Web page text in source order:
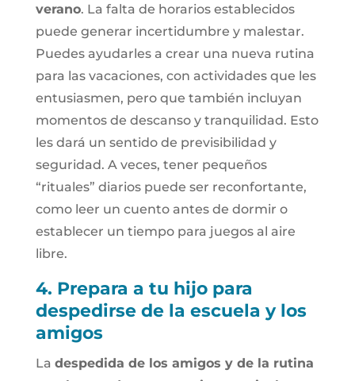
verano. La falta de horarios establecidos
puede generar incertidumbre y malestar.
Puedes ayudarles a crear una nueva rutina
para las vacaciones, con actividades que les
entusiasmen, pero que también incluyan
momentos de descanso y tranquilidad. Esto
les dará un sentido de previsibilidad y
seguridad. A veces, tener pequeños
“rituales” diarios puede ser reconfortante,
como leer un cuento antes de dormir o
establecer un tiempo para juegos al aire
libre.
4. Prepara a tu hijo para
despedirse de la escuela y los
amigos
La despedida de los amigos y de la rutina